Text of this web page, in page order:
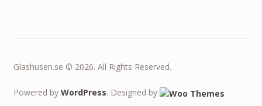
Glashusen.se © 2026. All Rights Reserved.
Powered by WordPress. Designed by